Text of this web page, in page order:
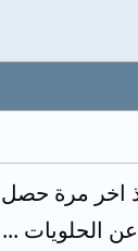
اخر مرة
الحلويات